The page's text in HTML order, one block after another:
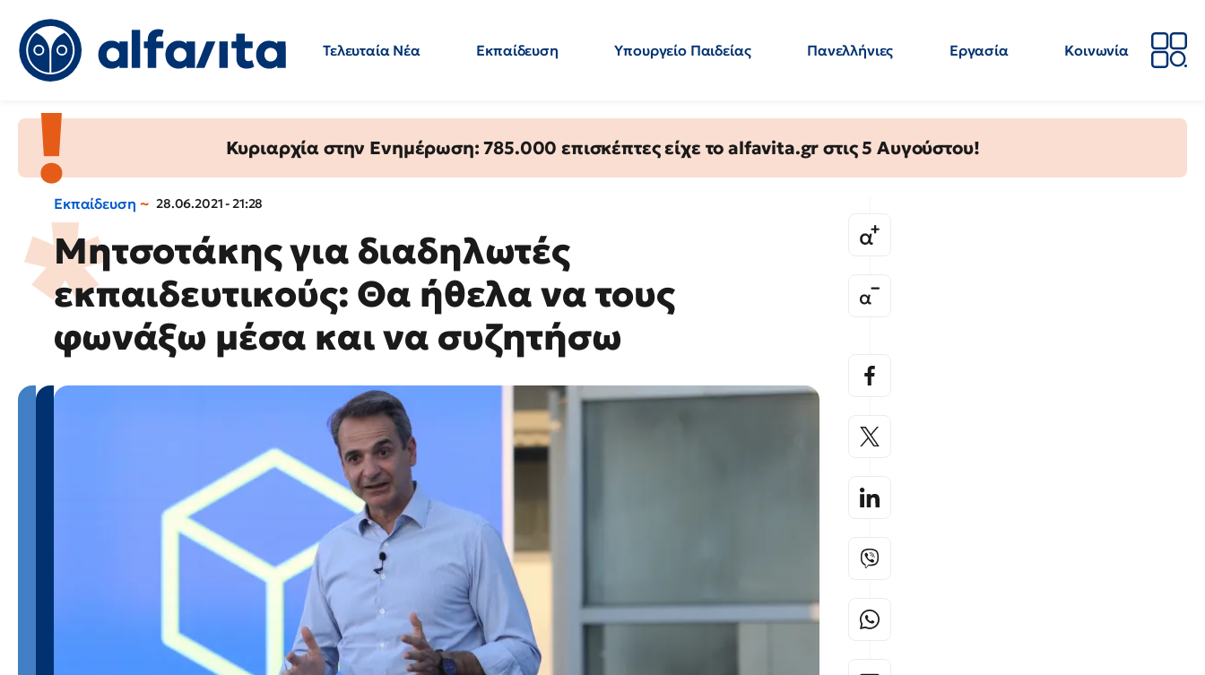
Τελευταία Νέα Εκπαίδευση Υπουργείο Παιδείας Πανελλήνιες Εργασία
Κοινωνία
Κυριαρχία στην Ενημέρωση: 785.000 επισκέπτες είχε το alfavita.gr στις 5 Αυγούστου!
Εκπαίδευση 28.06.2021 - 21:28
Μητσοτάκης για διαδηλωτές
εκπαιδευτικούς: Θα ήθελα να τους
φωνάξω μέσα και να συζητήσω